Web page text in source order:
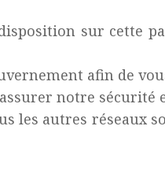
sur cette
afin de
notre
les autres réseaux